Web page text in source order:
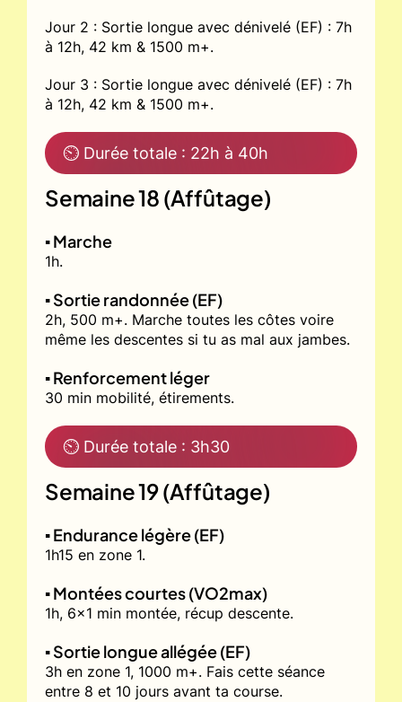
Jour 2 : Sortie longue avec dénivelé (EF) : 7h
à 12h, 42 km & 1500 m+.
Jour 3 : Sortie longue avec dénivelé (EF) : 7h
à 12h, 42 km & 1500 m+.
⏲ Durée totale : 22h à 40h
Semaine 18 (Affûtage)
▪️ Marche
1h.
▪️ Sortie randonnée (EF)
2h, 500 m+. Marche toutes les côtes voire
même les descentes si tu as mal aux jambes.
▪️ Renforcement léger
30 min mobilité, étirements.
⏲ Durée totale : 3h30
Semaine 19 (Affûtage)
▪️ Endurance légère (EF)
1h15 en zone 1.
▪️ Montées courtes (VO2max)
1h, 6x1 min montée, récup descente.
▪️ Sortie longue allégée (EF)
3h en zone 1, 1000 m+. Fais cette séance
entre 8 et 10 jours avant ta course.